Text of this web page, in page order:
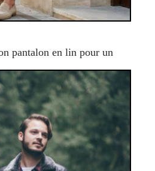
pantalon en lin pour un